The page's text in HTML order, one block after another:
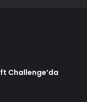
Challenge’da